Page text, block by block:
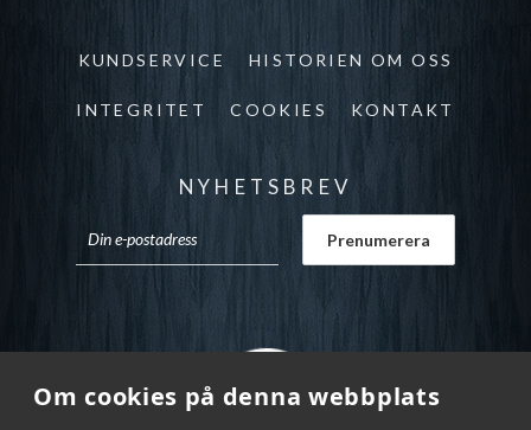
Om cookies på denna webbplats
KUNDSERVICE HISTORIEN OM OSS
INTEGRITET COOKIES KONTAKT
NYHETSBREV